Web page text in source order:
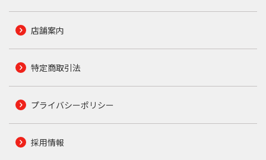
店舗案内
特定商取引法
プライバシーポリシー
採用情報